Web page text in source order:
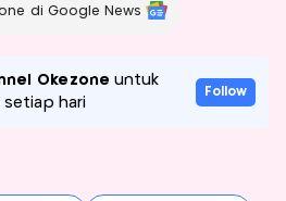
di Google News
Okezone untuk
hari
Follow